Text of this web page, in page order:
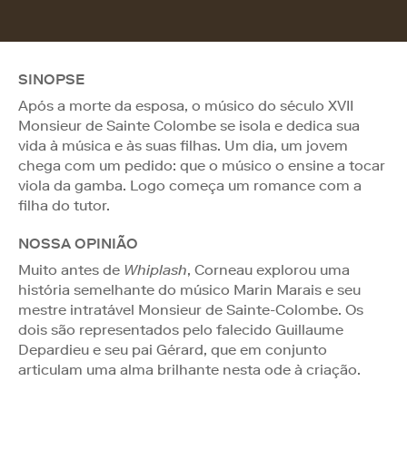
SINOPSE
Após a morte da esposa, o músico do século XVII
Monsieur de Sainte Colombe se isola e dedica sua
vida à música e às suas filhas. Um dia, um jovem
chega com um pedido: que o músico o ensine a tocar
viola da gamba. Logo começa um romance com a
filha do tutor.
NOSSA OPINIÃO
Muito antes de Whiplash, Corneau explorou uma
história semelhante do músico Marin Marais e seu
mestre intratável Monsieur de Sainte-Colombe. Os
dois são representados pelo falecido Guillaume
Depardieu e seu pai Gérard, que em conjunto
articulam uma alma brilhante nesta ode à criação.